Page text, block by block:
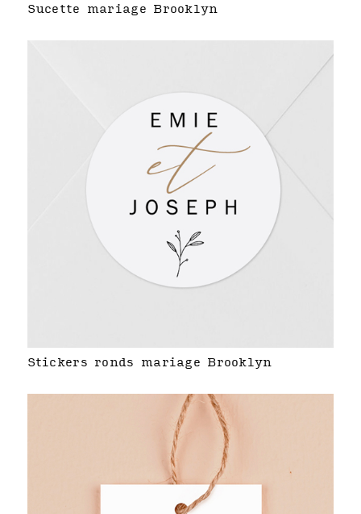
Sucette mariage Brooklyn
Stickers ronds mariage Brooklyn